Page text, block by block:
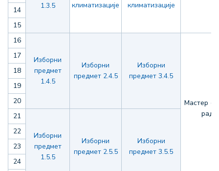
1.3.5
климатизације
климатизације
14
15
16
Изборни
предмет
1.4.5
Изборни
предмет 2.4.5
Изборни
предмет 3.4.5
Мастер
рад
17
18
19
20
21
Изборни
предмет
1.5.5
Изборни
предмет 2.5.5
Изборни
предмет 3.5.5
22
23
24